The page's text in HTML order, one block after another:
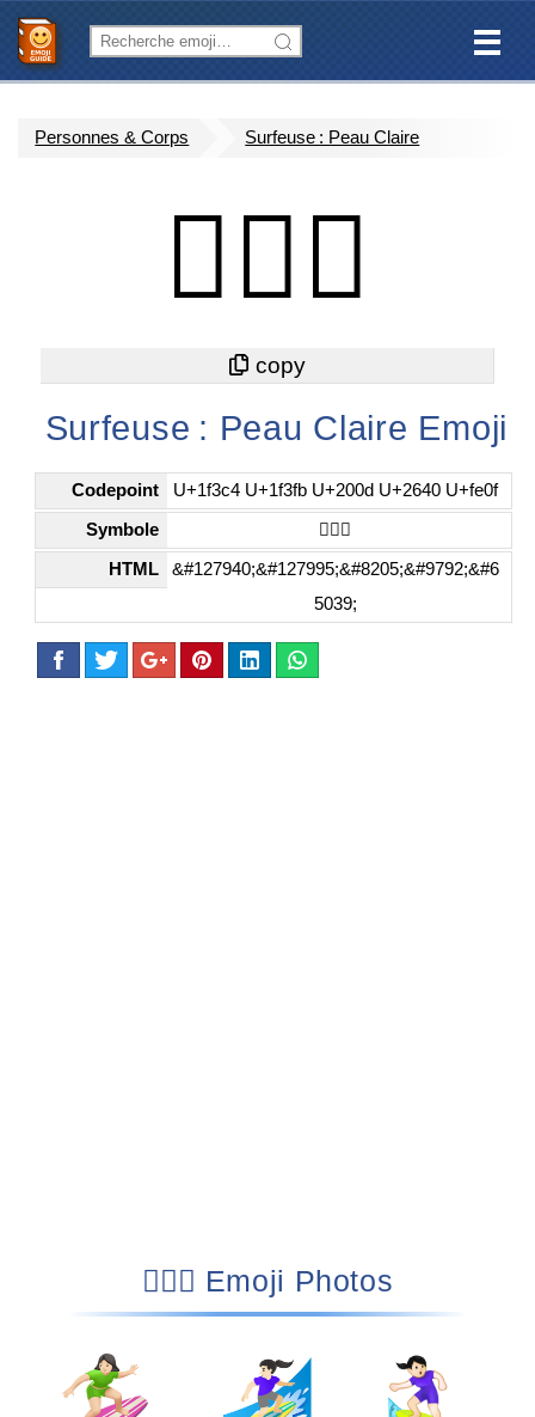
Personnes & Corps Surfeuse : Peau Claire
🏄🏻‍♀️
Surfeuse : Peau Claire Emoji
Codepoint U+1f3c4 U+1f3fb U+200d U+2640 U+fe0f
Symbole 🏄🏻‍♀️
HTML
&#127940;&#127995;&#8205;&#9792;&#6
5039;
🏄🏻‍♀️ Emoji Photos